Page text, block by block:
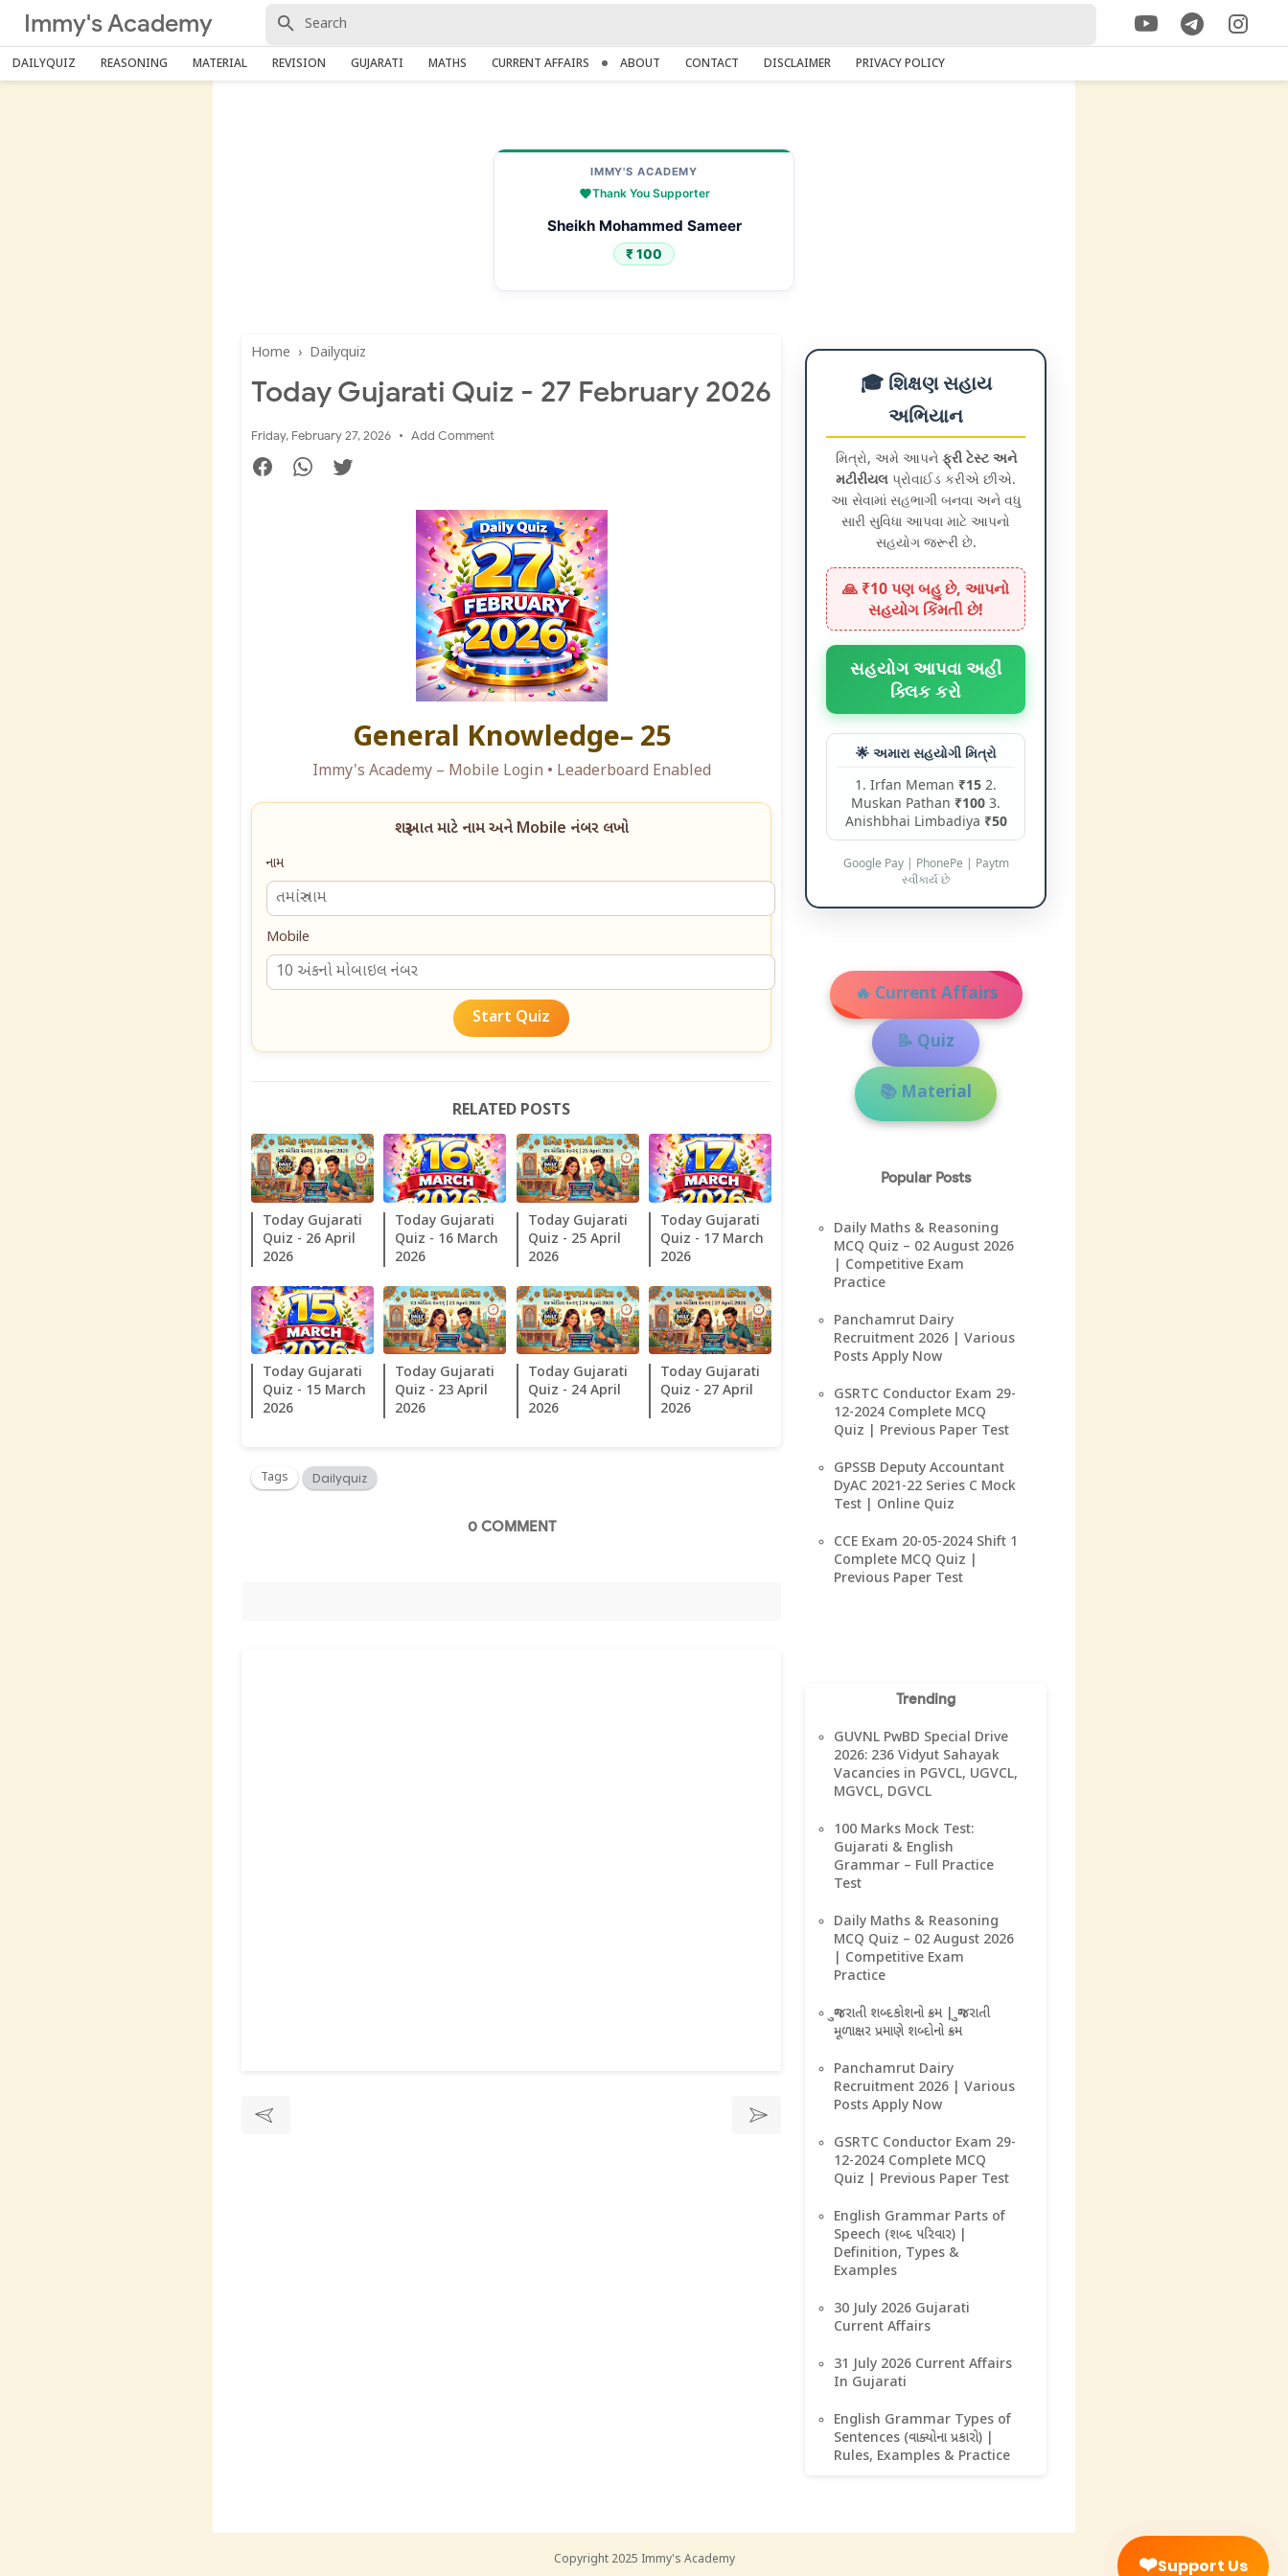
Immy's Academy
DAILYQUIZ REASONING MATERIAL REVISION GUJARATI MATHS CURRENT AFFAIRS ABOUT CONTACT DISCLAIMER PRIVACY POLICY
IMMY'S ACADEMY
Thank You Supporter
Sheikh Mohammed Sameer
₹ 100
Home › Dailyquiz
Today Gujarati Quiz - 27 February 2026
Friday, February 27, 2026 Add Comment
General Knowledge– 25
Immy's Academy – Mobile Login • Leaderboard Enabled
શરૂઆત માટે નામ અને Mobile નંબર લખો
નામ
Mobile
Start Quiz
RELATED POSTS
Today Gujarati
Quiz - 26 April
2026
Today Gujarati
Quiz - 16 March
2026
Today Gujarati
Quiz - 25 April
2026
Today Gujarati
Quiz - 17 March
2026
Today Gujarati
Quiz - 15 March
2026
Today Gujarati
Quiz - 23 April
2026
Today Gujarati
Quiz - 24 April
2026
Today Gujarati
Quiz - 27 April
2026
Tags Dailyquiz
0 COMMENT
🎓 શિક્ષણ સહાય
અભિયાન
મિત્રો, અમે આપને ફ્રી ટેસ્ટ અને
મટીરીયલ પ્રોવાઈડ કરીએ છીએ.
આ સેવામાં સહભાગી બનવા અને વધુ
સારી સુવિધા આપવા માટે આપનો
સહયોગ જરૂરી છે.
🙏 ₹10 પણ બહુ છે, આપનો
સહયોગ કિંમતી છે!
સહયોગ આપવા અહીં
ક્લિક કરો
🌟 અમારા સહયોગી મિત્રો
1. Irfan Meman ₹15 2.
Muskan Pathan ₹100 3.
Anishbhai Limbadiya ₹50
Google Pay | PhonePe | Paytm
સ્વીકાર્ય છે
🔥 Current Affairs
📝 Quiz
📚 Material
Popular Posts
Daily Maths & Reasoning
MCQ Quiz – 02 August 2026
| Competitive Exam
Practice
Panchamrut Dairy
Recruitment 2026 | Various
Posts Apply Now
GSRTC Conductor Exam 29-
12-2024 Complete MCQ
Quiz | Previous Paper Test
GPSSB Deputy Accountant
DyAC 2021-22 Series C Mock
Test | Online Quiz
CCE Exam 20-05-2024 Shift 1
Complete MCQ Quiz |
Previous Paper Test
❤️Support Us
Trending
GUVNL PwBD Special Drive
2026: 236 Vidyut Sahayak
Vacancies in PGVCL, UGVCL,
MGVCL, DGVCL
100 Marks Mock Test:
Gujarati & English
Grammar – Full Practice
Test
Daily Maths & Reasoning
MCQ Quiz – 02 August 2026
| Competitive Exam
Practice
ગુજરાતી શબ્દકોશનો ક્રમ | ગુજરાતી
મૂળાક્ષર પ્રમાણે શબ્દોનો ક્રમ
Panchamrut Dairy
Recruitment 2026 | Various
Posts Apply Now
GSRTC Conductor Exam 29-
12-2024 Complete MCQ
Quiz | Previous Paper Test
English Grammar Parts of
Speech (શબ્દ પરિવાર) |
Definition, Types &
Examples
30 July 2026 Gujarati
Current Affairs
31 July 2026 Current Affairs
In Gujarati
English Grammar Types of
Sentences (વાક્યોના પ્રકારો) |
Rules, Examples & Practice
Copyright 2025 Immy's Academy